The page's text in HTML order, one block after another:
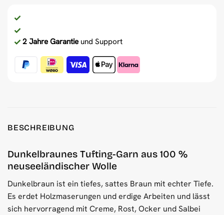
2 Jahre Garantieund Support
BESCHREIBUNG
Dunkelbraunes Tufting-Garn aus 100 %
neuseeländischer Wolle
Dunkelbraun ist ein tiefes, sattes Braun mit echter Tiefe.
Es erdet Holzmaserungen und erdige Arbeiten und lässt
sich hervorragend mit Creme, Rost, Ocker und Salbei